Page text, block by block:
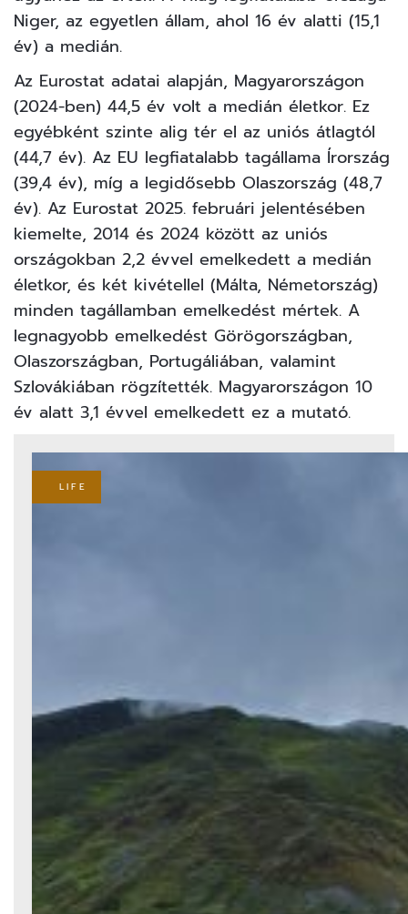
Niger, az egyetlen állam, ahol 16 év alatti (15,1
év) a medián.
Az Eurostat adatai alapján, Magyarországon
(2024-ben) 44,5 év volt a medián életkor. Ez
egyébként szinte alig tér el az uniós átlagtól
(44,7 év). Az EU legfiatalabb tagállama Írország
(39,4 év), míg a legidősebb Olaszország (48,7
év). Az Eurostat 2025. februári jelentésében
kiemelte, 2014 és 2024 között az uniós
országokban 2,2 évvel emelkedett a medián
életkor, és két kivétellel (Málta, Németország)
minden tagállamban emelkedést mértek. A
legnagyobb emelkedést Görögországban,
Olaszországban, Portugáliában, valamint
Szlovákiában rögzítették. Magyarországon 10
év alatt 3,1 évvel emelkedett ez a mutató.
LIFE